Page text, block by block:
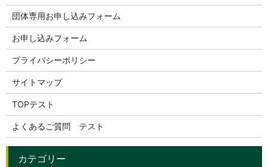
団体専用お申し込みフォーム
お申し込みフォーム
プライバシーポリシー
サイトマップ
TOPテスト
よくあるご質問 テスト